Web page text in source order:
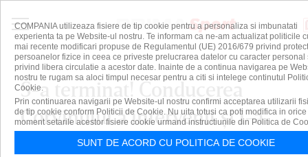
S-a terminat! Conducerea
Corvinului a intervenit şi i-a
decis viitorul lui Florin Maxim,
COMPANIA utilizeaza fisiere de tip cookie pentru a personaliza si imbunatati
experienta ta pe Website-ul nostru. Te informam ca ne-am actualizat politicile
mai recente modificari propuse de Regulamentul (UE) 2016/679 privind
persoanelor fizice in ceea ce priveste prelucrarea datelor cu caracter personal
privind libera circulatie a acestor date. Inainte de a continua navigarea pe
nostru te rugam sa aloci timpul necesar pentru a citi si intelege continutul
Cookie.
Prin continuarea navigarii pe Website-ul nostru confirmi acceptarea utilizarii
de tip cookie conform Politicii de Cookie. Nu uita totusi ca poti modifica in orice
moment setarile acestor fisiere cookie urmand instructiunile din Politica de
SUNT DE ACORD CU POLITICA DE COOKIE